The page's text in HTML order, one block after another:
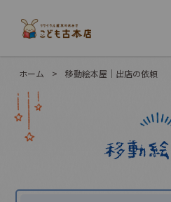
ホーム > 移動絵本屋｜出店の依頼